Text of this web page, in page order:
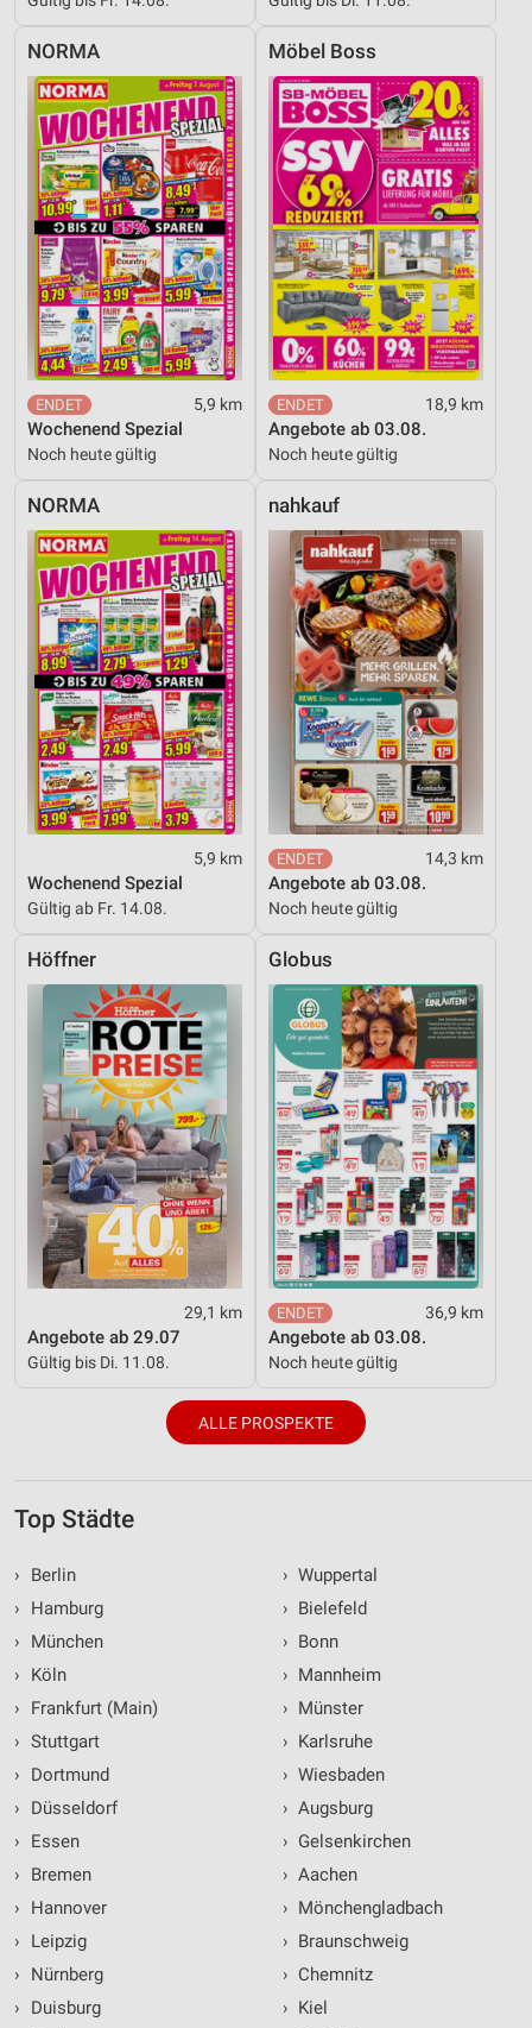
NORMA
5,9 km
Wochenend Spezial
Noch heute gültig
Möbel Boss
18,9 km
Angebote ab 03.08.
Noch heute gültig
NORMA
5,9 km
Wochenend Spezial
Gültig ab Fr. 14.08.
nahkauf
14,3 km
Angebote ab 03.08.
Noch heute gültig
Höffner
29,1 km
Angebote ab 29.07
Gültig bis Di. 11.08.
Globus
36,9 km
Angebote ab 03.08.
Noch heute gültig
ALLE PROSPEKTE
Top Städte
›
Berlin
›
Hamburg
›
München
›
Köln
›
Frankfurt (Main)
› Stuttgart
›
Dortmund
›
Düsseldorf
›
Essen
›
Bremen
›
Hannover
›
Leipzig
›
Nürnberg
›
Duisburg
› Wuppertal
› Bielefeld
› Bonn
› Mannheim
› Münster
› Karlsruhe
› Wiesbaden
› Augsburg
› Gelsenkirchen
› Aachen
› Mönchengladbach
› Braunschweig
› Chemnitz
› Kiel